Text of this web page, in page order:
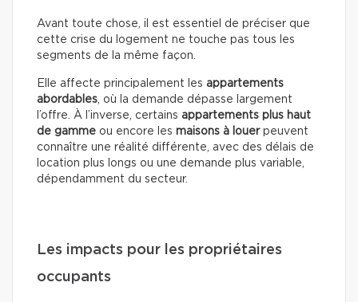
Avant toute chose, il est essentiel de préciser que
cette crise du logement ne touche pas tous les
segments de la même façon.
Elle affecte principalement les appartements
abordables , où la demande dépasse largement
l’offre. À l’inverse, certains appartements plus haut
de gamme ou encore les maisons à louerpeuvent
connaître une réalité différente, avec des délais de
location plus longs ou une demande plus variable,
dépendamment du secteur.
Les impacts pour les propriétaires
occupants